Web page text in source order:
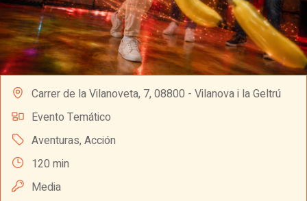
Carrer de la Vilanoveta, 7, 08800 - Vilanova i la Geltrú
Evento Temático
Aventuras, Acción
120 min
Media